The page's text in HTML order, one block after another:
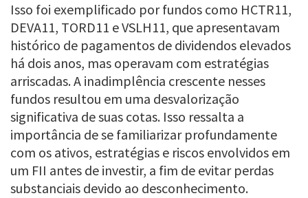
Isso foi exemplificado por fundos como HCTR11,
DEVA11, TORD11 e VSLH11, que apresentavam
histórico de pagamentos de dividendos elevados
há dois anos, mas operavam com estratégias
arriscadas. A inadimplência crescente nesses
fundos resultou em uma desvalorização
significativa de suas cotas. Isso ressalta a
importância de se familiarizar profundamente
com os ativos, estratégias e riscos envolvidos em
um FII antes de investir, a fim de evitar perdas
substanciais devido ao desconhecimento.